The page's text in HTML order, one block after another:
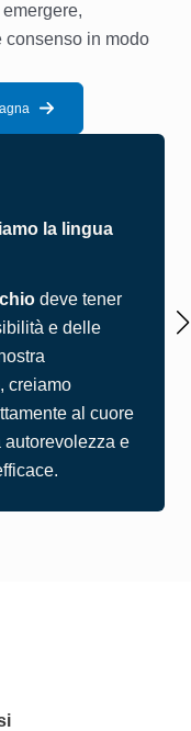
consenso in modo
la lingua
deve tener
e delle
creiamo
al cuore
autorevolezza e